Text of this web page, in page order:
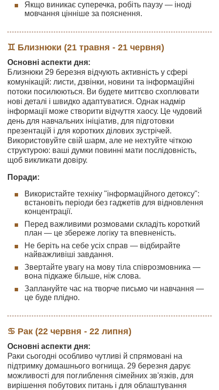
Якщо виникає суперечка, робіть паузу — іноді
мовчання цінніше за пояснення.
♊ Близнюки (21 травня - 21 червня)
Основні аспекти дня:
Близнюки 29 березня відчують активність у сфері
комунікацій: листи, дзвінки, новини та інформаційні
потоки посилюються. Ви будете миттєво схоплювати
нові деталі і швидко адаптуватися. Однак надмір
інформації може створити відчуття хаосу. Це чудовий
день для навчальних ініціатив, для підготовки
презентацій і для коротких ділових зустрічей.
Використовуйте свій шарм, але не нехтуйте чіткою
структурою: ваші думки повинні мати послідовність,
щоб викликати довіру.
Поради:
Використайте техніку "інформаційного детоксу":
встановіть періоди без гаджетів для відновлення
концентрації.
Перед важливими розмовами складіть короткий
план — це збереже логіку та впевненість.
Не беріть на себе усіх справ — відбирайте
найважливіші завдання.
Звертайте увагу на мову тіла співрозмовника —
вона підкаже більше, ніж слова.
Заплануйте час на творче письмо чи навчання —
це буде плідно.
♋ Рак (22 червня - 22 липня)
Основні аспекти дня:
Раки сьогодні особливо чутливі й спрямовані на
підтримку домашнього вогнища. 29 березня дарує
можливості для поглиблення сімейних зв'язків, для
вирішення побутових питань і для облаштування